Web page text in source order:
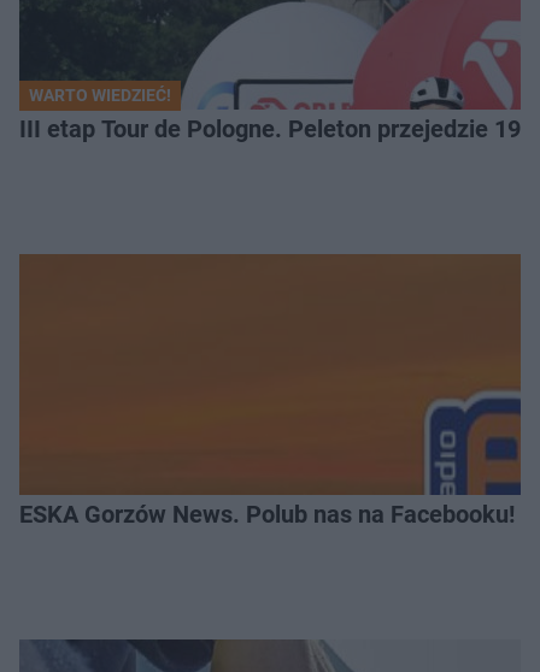
WARTO WIEDZIEĆ!
III etap Tour de Pologne. Peleton przejedzie
ESKA Gorzów News. Polub nas na Facebooku!